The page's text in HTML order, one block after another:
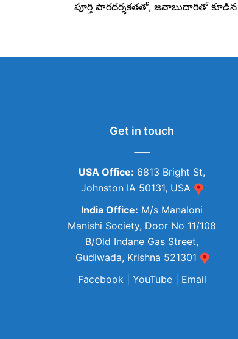
పూర్తి పారదర్శకతతో, జవాబుదారితో
Get in touch
USA Office: 6813 Bright St,
Johnston IA 50131, USA
India Office: M/s Manaloni
Manishi Society, Door No 11/108
B/Old Indane Gas Street,
Gudiwada, Krishna 521301
Facebook
YouTube| Email